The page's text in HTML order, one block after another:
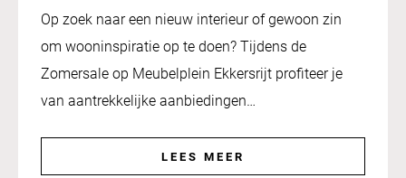
Op zoek naar een nieuw interieur of gewoon zin
om wooninspiratie op te doen? Tijdens de
Zomersale op Meubelplein Ekkersrijt profiteer je
van aantrekkelijke aanbiedingen…
LEES MEER